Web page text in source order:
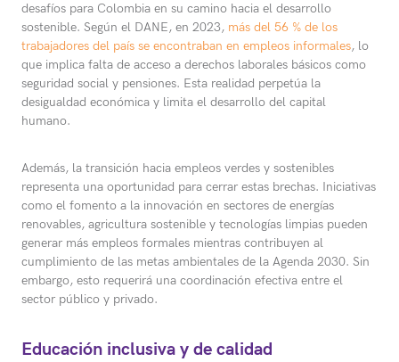
desafíos para Colombia en su camino hacia el desarrollo
sostenible. Según el DANE, en 2023, más del 56 % de los
trabajadores del país se encontraban en empleos informales, lo
que implica falta de acceso a derechos laborales básicos como
seguridad social y pensiones. Esta realidad perpetúa la
desigualdad económica y limita el desarrollo del capital
humano.
Además, la transición hacia empleos verdes y sostenibles
representa una oportunidad para cerrar estas brechas. Iniciativas
como el fomento a la innovación en sectores de energías
renovables, agricultura sostenible y tecnologías limpias pueden
generar más empleos formales mientras contribuyen al
cumplimiento de las metas ambientales de la Agenda 2030. Sin
embargo, esto requerirá una coordinación efectiva entre el
sector público y privado.
Educación inclusiva y de calidad